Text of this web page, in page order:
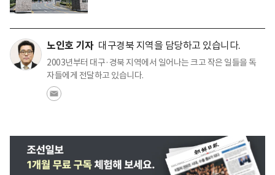
노인호 기자 대구경북 지역을 담당하고 있습니다.
2003년부터 대구·경북 지역에서 일어나는 크고 작은 일들을 독
자들에게 전달하고 있습니다.